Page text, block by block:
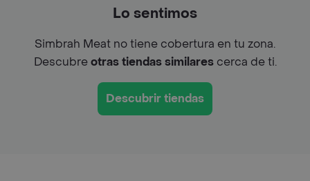
Lo sentimos
Simbrah Meat no tiene cobertura en tu zona.
Descubreotras tiendas similarescerca de ti.
Descubrir tiendas